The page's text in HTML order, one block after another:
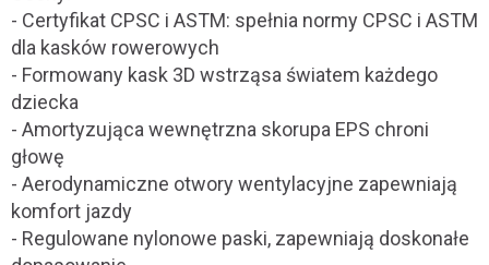
- Certyfikat CPSC i ASTM: spełnia normy CPSC i ASTM
dla kasków rowerowych
- Formowany kask 3D wstrząsa światem każdego
dziecka
- Amortyzująca wewnętrzna skorupa EPS chroni
głowę
- Aerodynamiczne otwory wentylacyjne zapewniają
komfort jazdy
- Regulowane nylonowe paski, zapewniają doskonałe